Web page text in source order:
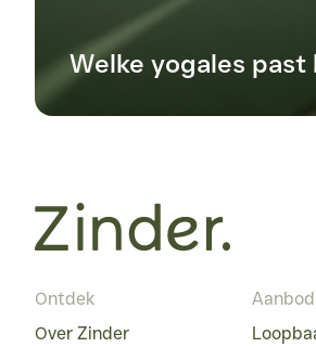
Welke yogales past
Ontdek
Over Zinder
Aanbod